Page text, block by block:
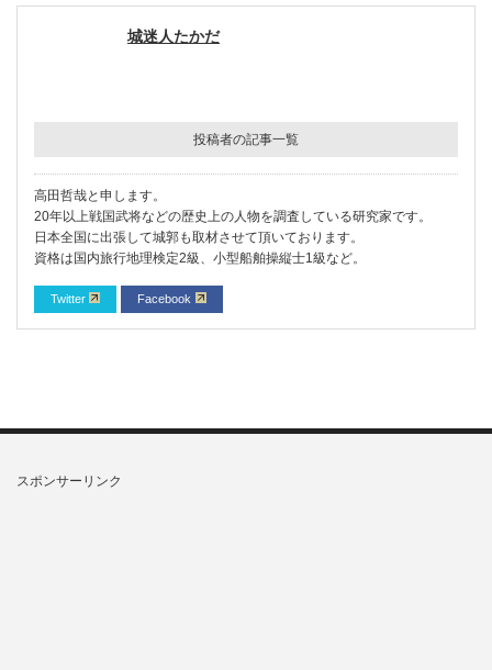
城迷人たかだ
投稿者の記事一覧
高田哲哉と申します。
20年以上戦国武将などの歴史上の人物を調査している研究家です。
日本全国に出張して城郭も取材させて頂いております。
資格は国内旅行地理検定2級、小型船舶操縦士1級など。
Twitter Facebook
スポンサーリンク